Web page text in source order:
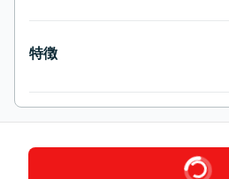
特徴